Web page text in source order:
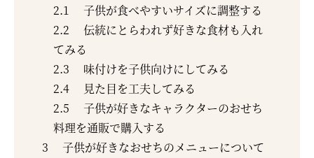
2.1
子供が食べやすいサイズに調整する
2.2
伝統にとらわれず好きな食材も入れ
てみる
2.3
味付けを子供向けにしてみる
2.4
見た目を工夫してみる
2.5
子供が好きなキャラクターのおせち
料理を通販で購入する
3
子供が好きなおせちのメニューについて